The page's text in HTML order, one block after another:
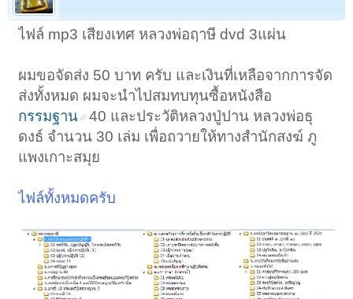
ไฟล์ mp3 เสียงเทศ หลวงพ่อฤาษี dvd 3แผ่น
ผมขอจัดส่ง 50 บาท ครับ และเงินที่เหลือจากการจัด
ส่งทั้งหมด ผมจะนำไปสมทบทุนซื้อหนังสือ
กรรมฐาน
40 และประวัติหลวงปู่ปาน หลวงพ่อธุ
ดงธ์ จำนวน 30 เล่ม เพื่อถวายให้ทางสำนักสงฆ์ ภู
แพงเกาะสมุย
ไฟล์ทั้งหมดครับ